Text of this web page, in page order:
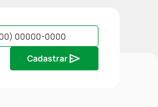
Cadastrar